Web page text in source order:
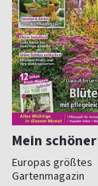
Mein
Europas größtes
Gartenmagazin